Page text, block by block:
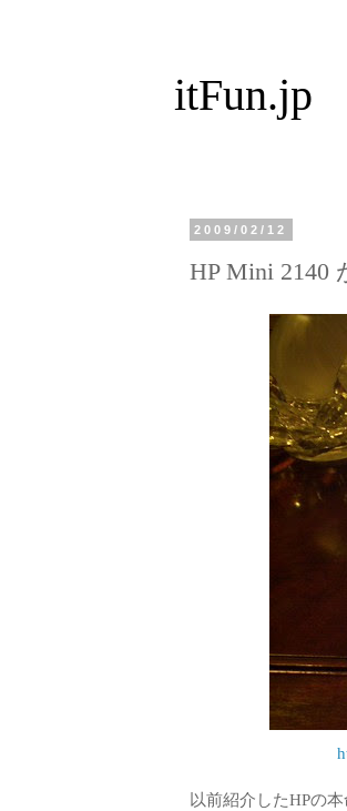
itFun.jp
2009/02/12
HP Mini 2140
以前紹介したHPの